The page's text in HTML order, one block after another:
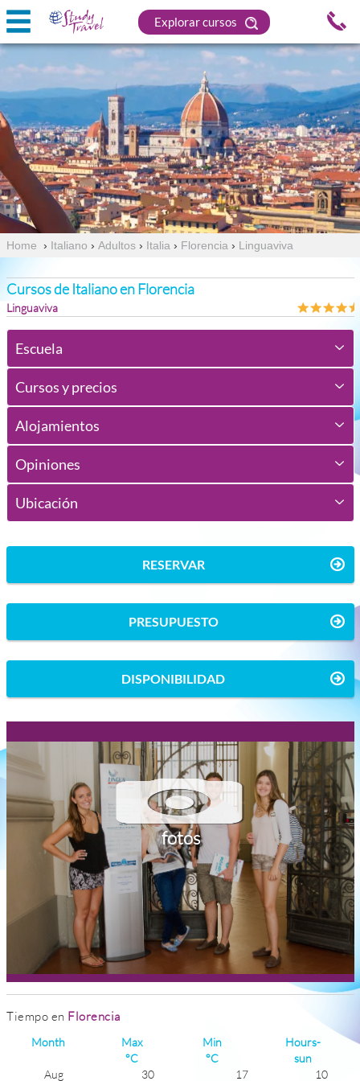
Explorar cursos
Home › Italiano › Adultos › Italia › Florencia › Linguaviva
Cursos de Italiano en Florencia
Linguaviva
Escuela
Cursos y precios
Alojamientos
Opiniones
Ubicación
RESERVAR
PRESUPUESTO
DISPONIBILIDAD
fotos
Tiempo en Florencia
Month
Max
°C
Min
°C
Hours-
sun
Aug
30 17
10